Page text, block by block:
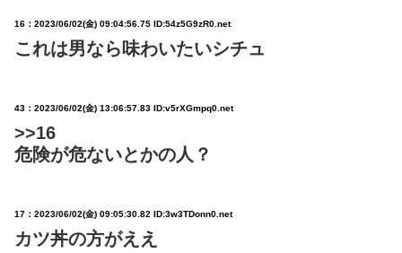
16： 2023/06/02(金) 09:04:56.75 ID:54z5G9zR0.net
これは男なら味わいたいシチュ
43： 2023/06/02(金) 13:06:57.83 ID:v5rXGmpq0.net
>>16
危険が危ないとかの人？
17： 2023/06/02(金) 09:05:30.82 ID:3w3TDonn0.net
カツ丼の方がええ